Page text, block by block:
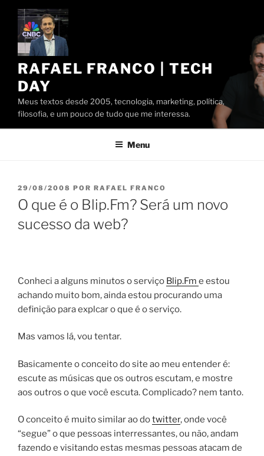
Pular
conteúdo
RAFAEL FRANCO | TECH
DAY
Meus textos desde 2005, tecnologia, marketing, política,
filosofia, e um pouco de tudo que me interessa.
Menu
PUBLICADO
EM
29/08/2008 POR RAFAEL FRANCO
O que é o Blip.Fm? Será um novo
sucesso da web?
Conheci a alguns minutos o serviço Blip.Fm e estou
achando muito bom, ainda estou procurando uma
definição para explcar o que é o serviço.
Mas vamos lá, vou tentar.
Basicamente o conceito do site ao meu entender é:
escute as músicas que os outros escutam, e mostre
aos outros o que você escuta. Complicado? nem tanto.
O conceito é muito similar ao dotwitter, onde você
“segue” o que pessoas interressantes, ou não, andam
fazendo e visitando estas mesmas pessoas atacam de